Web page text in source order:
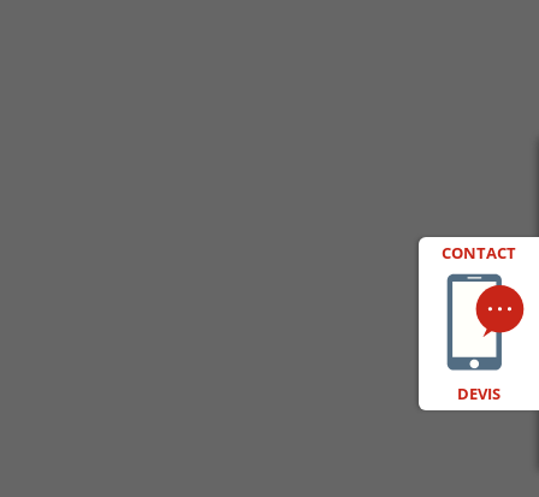
CONTACT
DEVIS